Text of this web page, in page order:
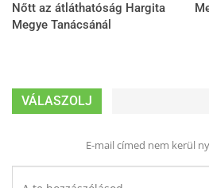
Nőtt az átláthatóság Hargita
Megye Tanácsánál
VÁLASZOLJ
E-mail címed nem kerül